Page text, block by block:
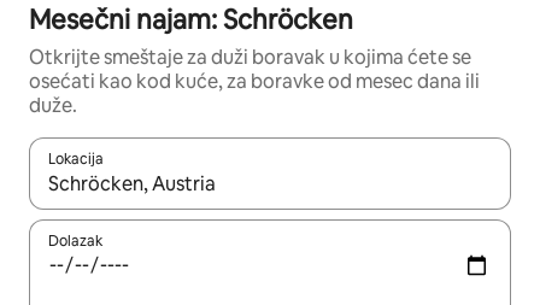
Mesečni najam: Schröcken
Otkrijte smeštaje za duži boravak u kojima ćete se
osećati kao kod kuće, za boravke od mesec dana ili
duže.
Lokacija
Kad su rezultati dostupni, možete da se krećete kroz njih
Dolazak